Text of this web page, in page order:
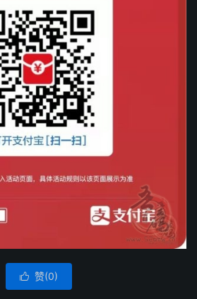
 赞(0)